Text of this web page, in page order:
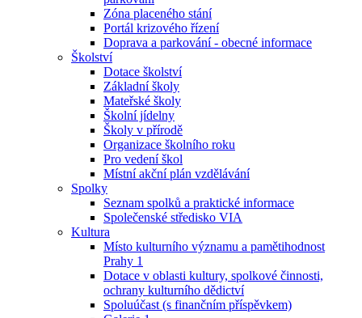
Zóna placeného stání
Portál krizového řízení
Doprava a parkování - obecné informace
Školství
Dotace školství
Základní školy
Mateřské školy
Školní jídelny
Školy v přírodě
Organizace školního roku
Pro vedení škol
Místní akční plán vzdělávání
Spolky
Seznam spolků a praktické informace
Společenské středisko VIA
Kultura
Místo kulturního významu a pamětihodnost
Prahy 1
Dotace v oblasti kultury, spolkové činnosti,
ochrany kulturního dědictví
Spoluúčast (s finančním příspěvkem)